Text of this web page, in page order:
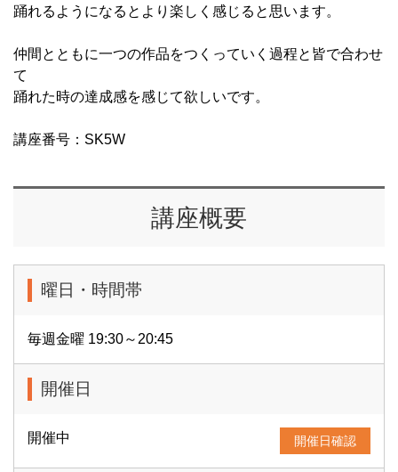
踊れるようになるとより楽しく感じると思います。
仲間とともに一つの作品をつくっていく過程と皆で合わせ
て
踊れた時の達成感を感じて欲しいです。
講座番号：SK5W
講座概要
曜日・時間帯
毎週金曜 19:30～20:45
開催日
開催中 開催日確認